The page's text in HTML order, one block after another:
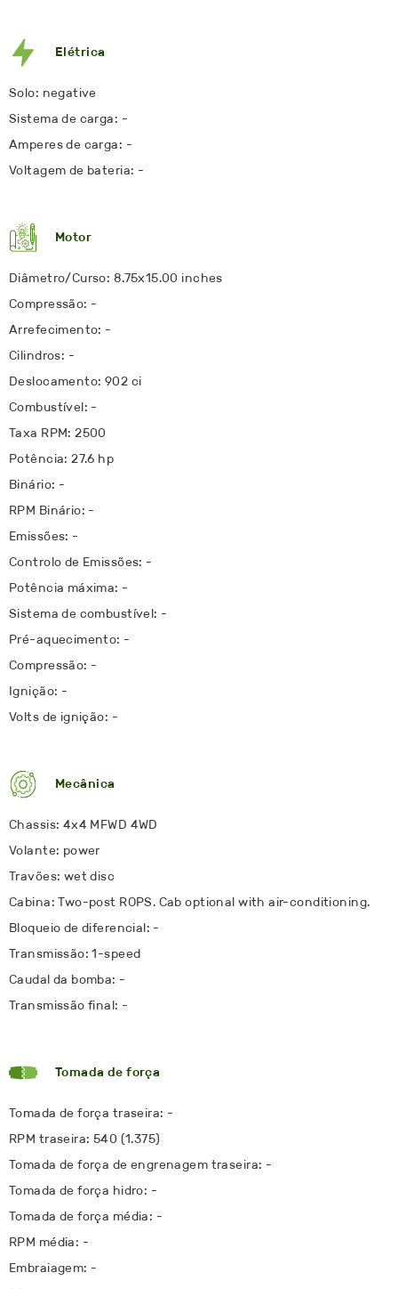
Elétrica
Solo: negative
Sistema de carga: -
Amperes de carga: -
Voltagem de bateria: -
Motor
Diâmetro/Curso: 8.75x15.00 inches
Compressão: -
Arrefecimento: -
Cilindros: -
Deslocamento: 902 ci
Combustível: -
Taxa RPM: 2500
Potência: 27.6 hp
Binário: -
RPM Binário: -
Emissões: -
Controlo de Emissões: -
Potência máxima: -
Sistema de combustível: -
Pré-aquecimento: -
Compressão: -
Ignição: -
Volts de ignição: -
Mecânica
Chassis: 4x4 MFWD 4WD
Volante: power
Travões: wet disc
Cabina: Two-post ROPS. Cab optional with air-conditioning.
Bloqueio de diferencial: -
Transmissão: 1-speed
Caudal da bomba: -
Transmissão final: -
Tomada de força
Tomada de força traseira: -
RPM traseira: 540 (1.375)
Tomada de força de engrenagem traseira: -
Tomada de força hidro: -
Tomada de força média: -
RPM média: -
Embraiagem: -